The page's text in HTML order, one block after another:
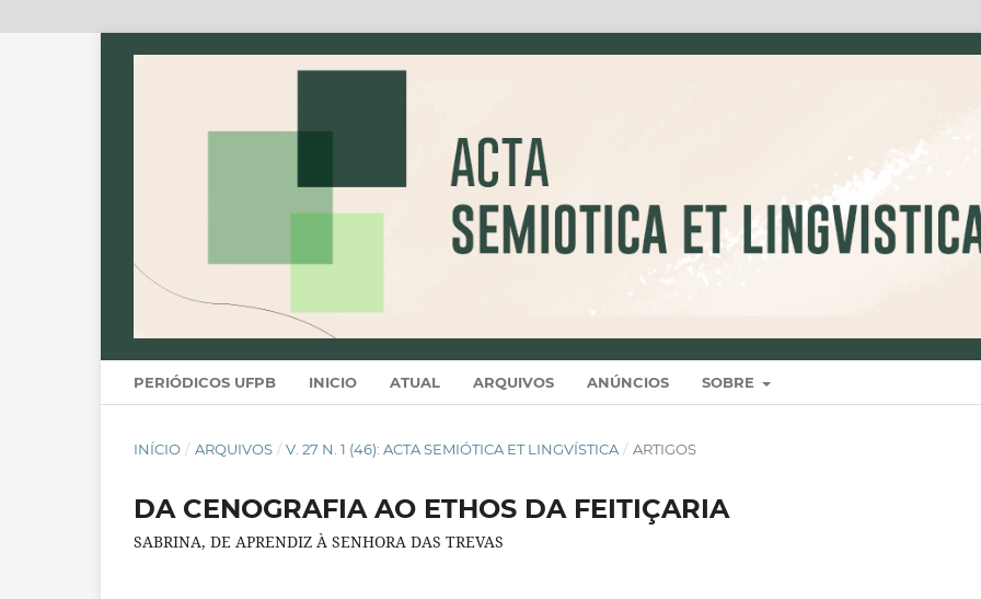
PERIÓDICOS UFPB INICIO ATUAL ARQUIVOS ANÚNCIOS SOBRE
INÍCIO / ARQUIVOS / V. 27 N. 1 (46): ACTA SEMIÓTICA ET LINGVÍSTICA / ARTIGOS
DA CENOGRAFIA AO ETHOS DA FEITIÇARIA
SABRINA, DE APRENDIZ À SENHORA DAS TREVAS